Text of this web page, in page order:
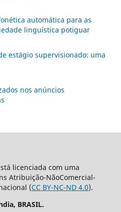
automática para as
linguística potiguar
estágio supervisionado: uma
nos anúncios
licenciada com uma
Atribuição-NãoComercial-
(CC BY-NC-ND 4.0).
BRASIL.